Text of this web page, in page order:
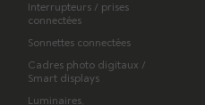
Interrupteurs / prises
connectées
Sonnettes connectées
Cadres photo digitaux /
Smart displays
Luminaires,